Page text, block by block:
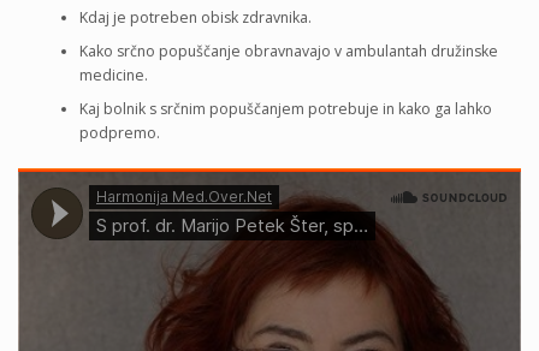
Kdaj je potreben obisk zdravnika.
Kako srčno popuščanje obravnavajo v ambulantah družinske
medicine.
Kaj bolnik s srčnim popuščanjem potrebuje in kako ga lahko
podpremo.